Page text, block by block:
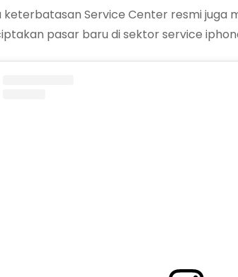
keterbatasan Service Center resmi juga
pasar baru di sektor service